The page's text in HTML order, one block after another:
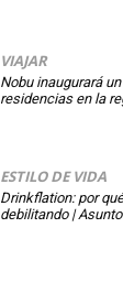
VIAJAR
Nobu inaugurará
residencias en la
ESTILO DE VIDA
Drinkflation: por
debilitando |